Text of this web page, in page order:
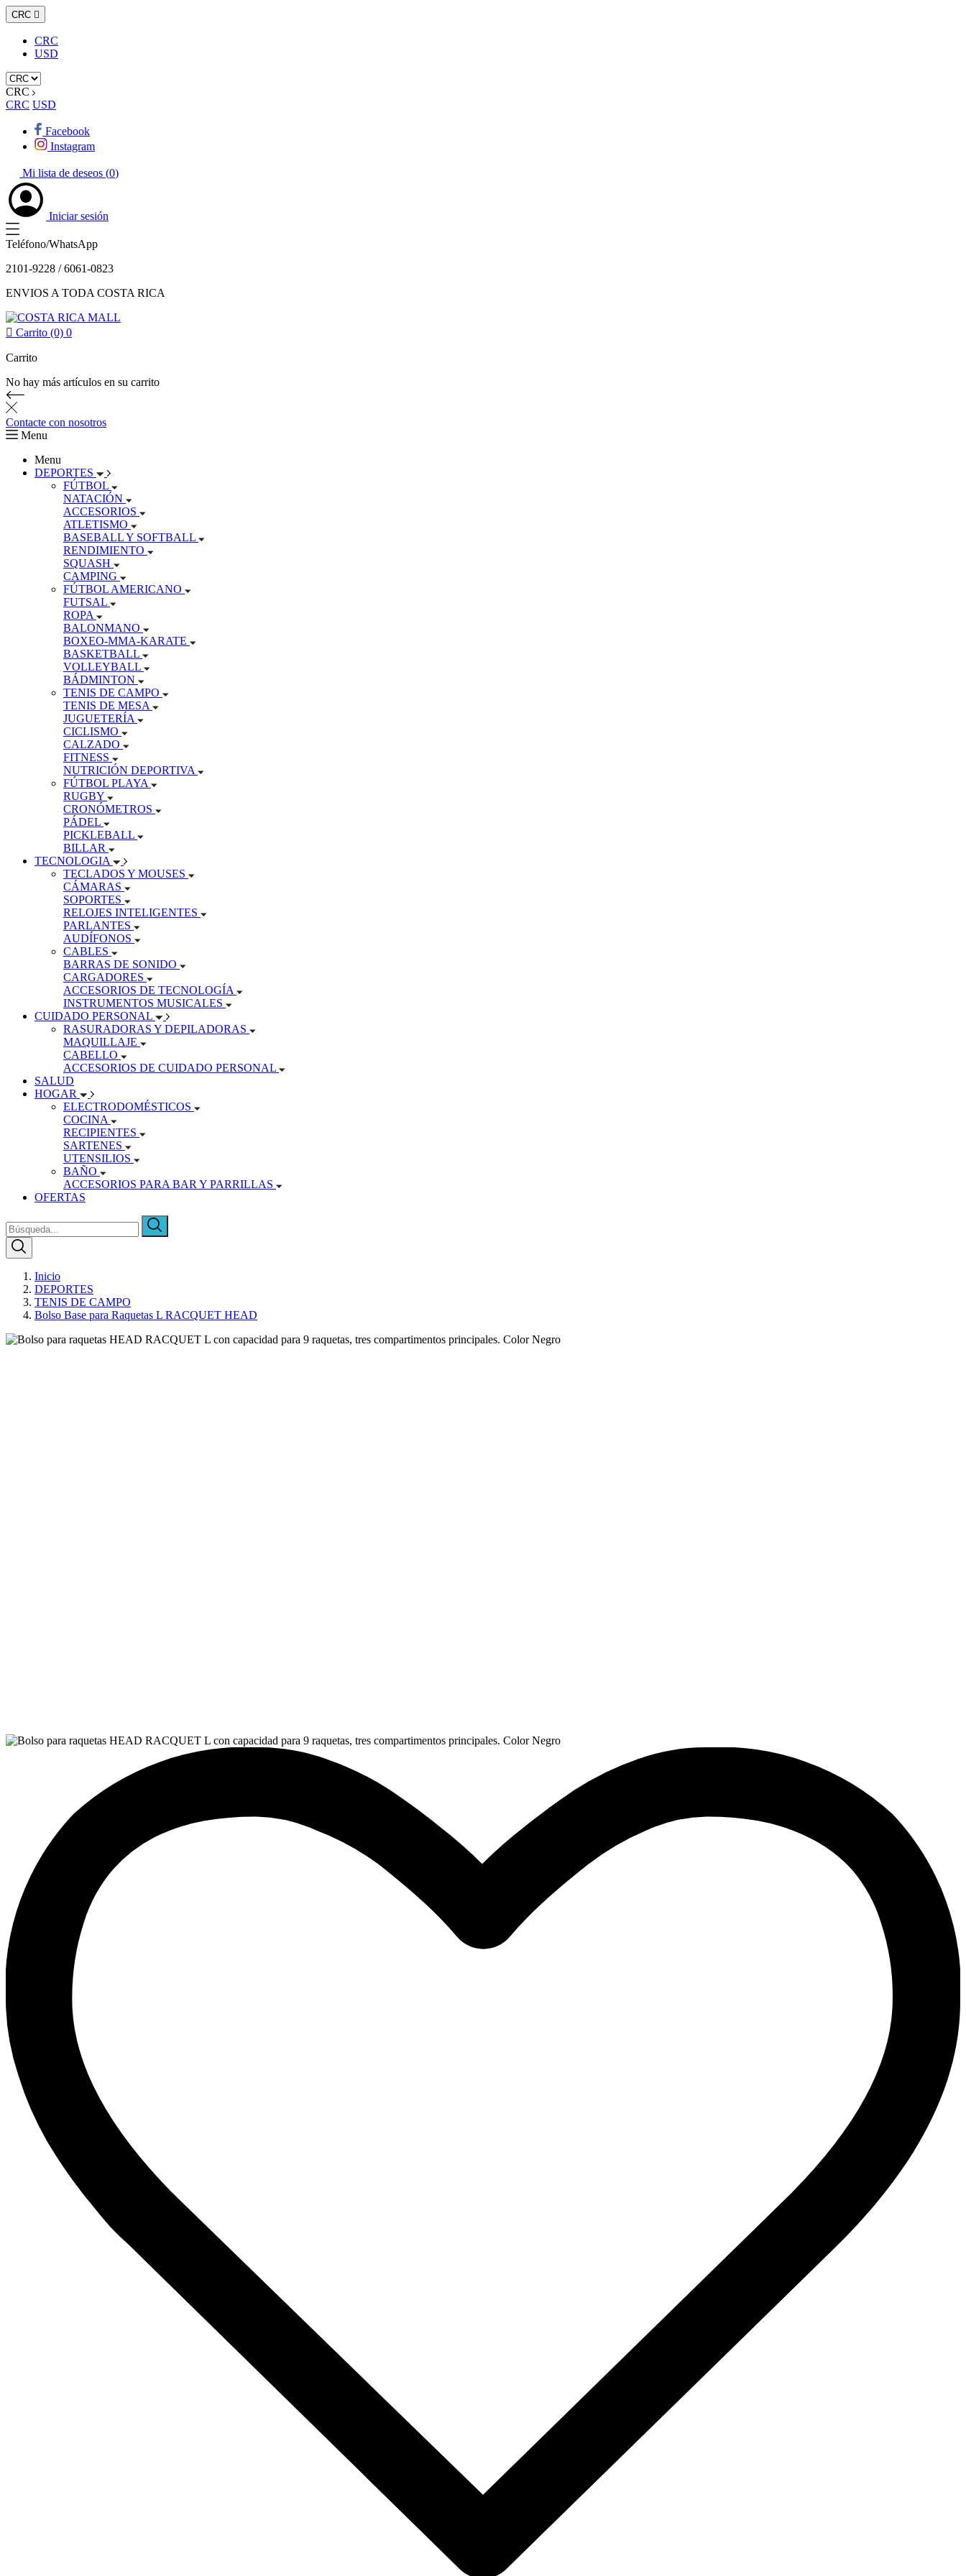
CRC 
CRC
USD
CRC
CRC USD
Facebook
Instagram
Mi lista de deseos (0)
Iniciar sesión
Teléfono/WhatsApp
2101-9228 / 6061-0823
ENVIOS A TODA COSTA RICA
 Carrito (0) 0
Carrito
No hay más artículos en su carrito
Contacte con nosotros
Menu
Menu
DEPORTES
FÚTBOL
NATACIÓN
ACCESORIOS
ATLETISMO
BASEBALL Y SOFTBALL
RENDIMIENTO
SQUASH
CAMPING
FÚTBOL AMERICANO
FUTSAL
ROPA
BALONMANO
BOXEO-MMA-KARATE
BASKETBALL
VOLLEYBALL
BÁDMINTON
TENIS DE CAMPO
TENIS DE MESA
JUGUETERÍA
CICLISMO
CALZADO
FITNESS
NUTRICIÓN DEPORTIVA
FÚTBOL PLAYA
RUGBY
CRONÓMETROS
PÁDEL
PICKLEBALL
BILLAR
TECNOLOGIA
TECLADOS Y MOUSES
CÁMARAS
SOPORTES
RELOJES INTELIGENTES
PARLANTES
AUDÍFONOS
CABLES
BARRAS DE SONIDO
CARGADORES
ACCESORIOS DE TECNOLOGÍA
INSTRUMENTOS MUSICALES
CUIDADO PERSONAL
RASURADORAS Y DEPILADORAS
MAQUILLAJE
CABELLO
ACCESORIOS DE CUIDADO PERSONAL
SALUD
HOGAR
ELECTRODOMÉSTICOS
COCINA
RECIPIENTES
SARTENES
UTENSILIOS
BAÑO
ACCESORIOS PARA BAR Y PARRILLAS
OFERTAS
Inicio
DEPORTES
TENIS DE CAMPO
Bolso Base para Raquetas L RACQUET HEAD